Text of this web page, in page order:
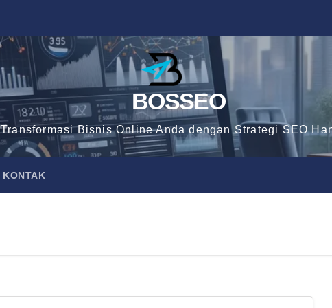
BOSSEO
Transformasi Bisnis Online Anda dengan Strategi SEO
KONTAK